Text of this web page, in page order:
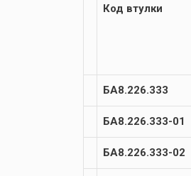
Код втулки
БА8.226.333
БА8.226.333-01
БА8.226.333-02